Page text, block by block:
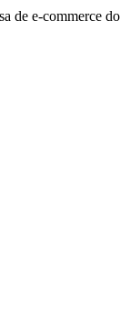
de e-commerce do